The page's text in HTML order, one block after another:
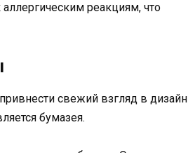
реакциям, что
свежий взгляд в дизайн
бумазея.